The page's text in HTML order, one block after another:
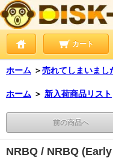
カート
ホーム ＞売れてしまいまし
ホーム ＞ 新入荷商品リスト
前の商品へ
NRBQ / NRBQ